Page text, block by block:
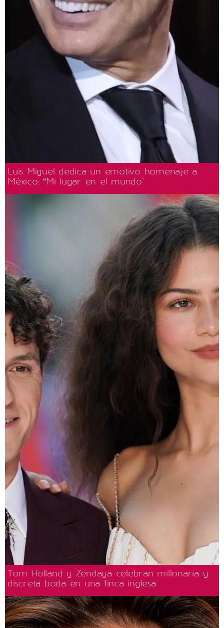
Luis Miguel dedica un emotivo homenaje a
México: “Mi lugar en el mundo"
Tom Holland y Zendaya celebran millonaria y
discreta boda en una finca inglesa